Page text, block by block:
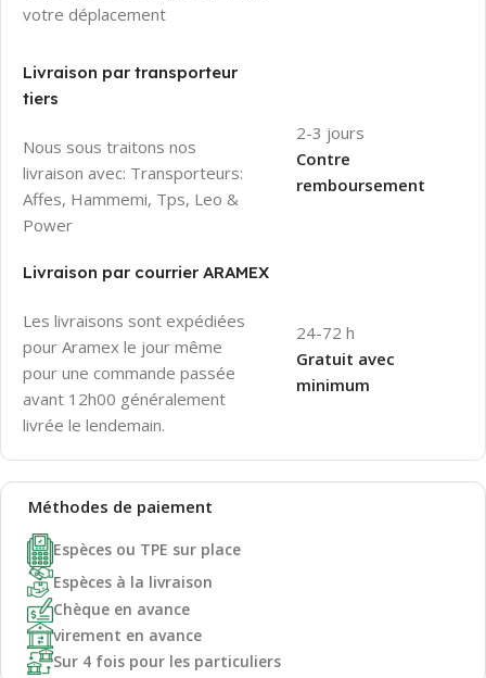
votre déplacement
Livraison par transporteur
tiers
Nous sous traitons nos
livraison avec: Transporteurs:
Affes, Hammemi, Tps, Leo &
Power
2-3 jours
Contre
remboursement
Livraison par courrier ARAMEX
Les livraisons sont expédiées
pour Aramex le jour même
pour une commande passée
avant 12h00 généralement
livrée le lendemain.
24-72 h
Gratuit avec
minimum
Méthodes de paiement
Espèces ou TPE sur place
Espèces à la livraison
Chèque en avance
virement en avance
Sur 4 fois pour les particuliers